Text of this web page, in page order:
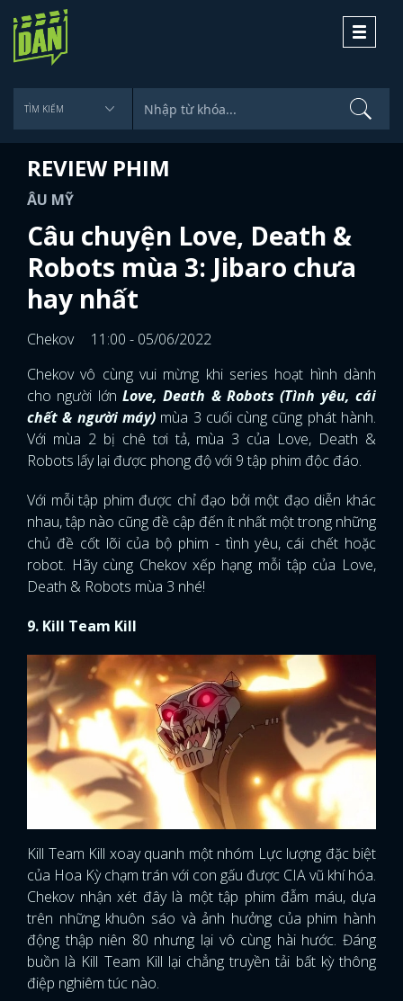
Toggle
REVIEW PHIM
ÂU MỸ
Câu chuyện Love, Death &
Robots mùa 3: Jibaro chưa
hay nhất
Chekov
11:00 - 05/06/2022
Chekov vô cùng vui mừng khi series hoạt hình dành
cho người lớn Love, Death & Robots (Tình yêu, cái
chết & người máy)mùa 3 cuối cùng cũng phát hành.
Với mùa 2 bị chê tơi tả, mùa 3 của Love, Death &
Robots lấy lại được phong độ với 9 tập phim độc đáo.
Với mỗi tập phim được chỉ đạo bởi một đạo diễn khác
nhau, tập nào cũng đề cập đến ít nhất một trong những
chủ đề cốt lõi của bộ phim - tình yêu, cái chết hoặc
robot. Hãy cùng Chekov xếp hạng mỗi tập của Love,
Death & Robots mùa 3 nhé!
9. Kill Team Kill
Kill Team Kill xoay quanh một nhóm Lực lượng đặc biệt
của Hoa Kỳ chạm trán với con gấu được CIA vũ khí hóa.
Chekov nhận xét đây là một tập phim đẫm máu, dựa
trên những khuôn sáo và ảnh hưởng của phim hành
động thập niên 80 nhưng lại vô cùng hài hước. Đáng
buồn là Kill Team Kill lại chẳng truyền tải bất kỳ thông
điệp nghiêm túc nào.